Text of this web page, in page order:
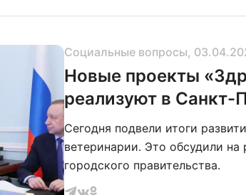
Социальные вопросы,
Новые проекты
реализуют в Санкт-
Сегодня подвели итоги
ветеринарии. Это обсудили
городского правительства.